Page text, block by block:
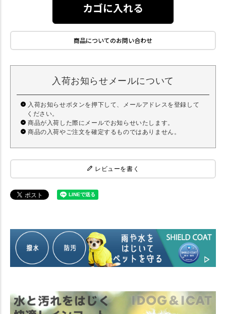
カゴに入れる
商品についてのお問い合わせ
入荷お知らせメールについて
入荷お知らせボタンを押下して、メールアドレスを登録して
ください。
商品が入荷した際にメールでお知らせいたします。
商品の入荷やご注文を確定するものではありません。
レビューを書く